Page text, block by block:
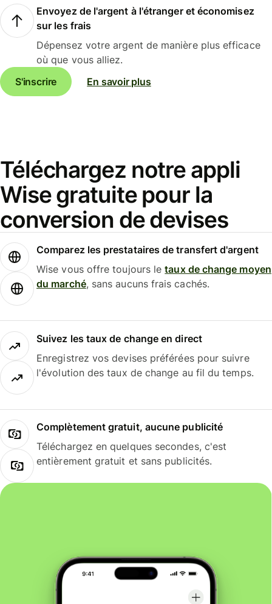
Envoyez de l'argent à l'étranger et économisez
sur les frais
Dépensez votre argent de manière plus efficace
où que vous alliez.
S'inscrire
En savoir plus
Téléchargez notre appli
Wise gratuite pour la
conversion de devises
Comparez les prestataires de transfert d'argent
Wise vous offre toujours letaux de change moyen
du marché, sans aucuns frais cachés.
Suivez les taux de change en direct
Enregistrez vos devises préférées pour suivre
l'évolution des taux de change au fil du temps.
Complètement gratuit, aucune publicité
Téléchargez en quelques secondes, c'est
entièrement gratuit et sans publicités.